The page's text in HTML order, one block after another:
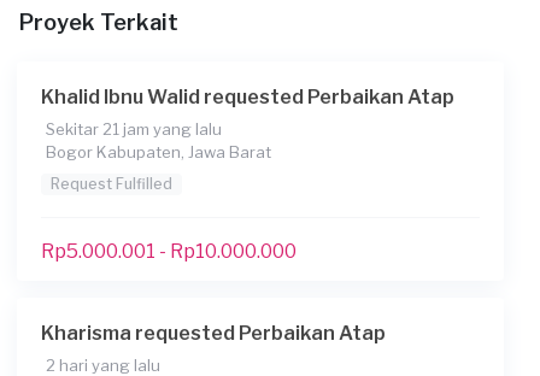
Konsumen ini menggunakan
Proyek Terkait
Khalid Ibnu Walid requested Perbaikan Atap
Sekitar 21 jam yang lalu
Bogor Kabupaten, Jawa Barat
Request Fulfilled
Rp5.000.001 - Rp10.000.000
Kharisma requested Perbaikan Atap
2 hari yang lalu